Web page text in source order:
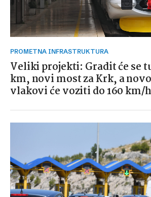
PROMETNA INFRASTRUKTURA
Veliki projekti: Gradit će se
km, novi most za Krk, a
vlakovi će voziti do 160 km/h